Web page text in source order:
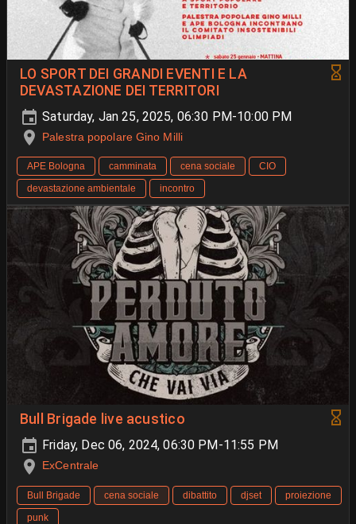
LO SPORT DEI GRANDI EVENTI E LA
DEVASTAZIONE DEI TERRITORI
Saturday, Jan 25, 2025, 06:30 PM-10:00 PM
Palestra popolare Gino Milli
APE Bologna camminata cena sociale
CIO
devastazione ambientale
incontro
Bull Brigade live acustico
Friday, Dec 06, 2024, 06:30 PM-11:55 PM
ExCentrale
Bull Brigade cena sociale dibattito djset
proiezione
punk